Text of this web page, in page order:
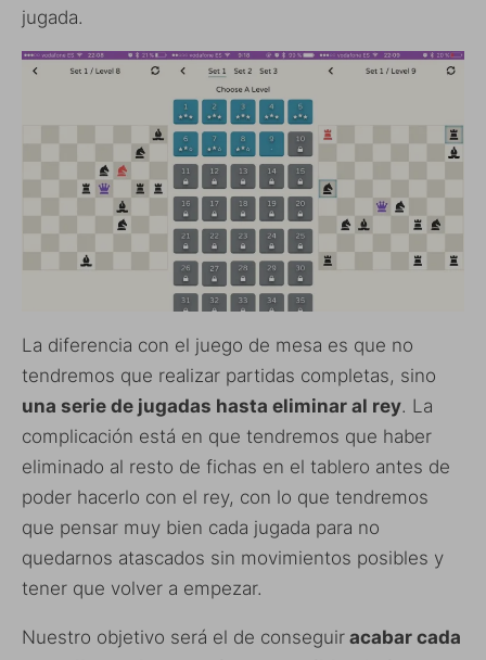
jugada.
La diferencia con el juego de mesa es que no
tendremos que realizar partidas completas, sino
una serie de jugadas hasta eliminar al rey. La
complicación está en que tendremos que haber
eliminado al resto de fichas en el tablero antes de
poder hacerlo con el rey, con lo que tendremos
que pensar muy bien cada jugada para no
quedarnos atascados sin movimientos posibles y
tener que volver a empezar.
Nuestro objetivo será el de conseguir acabar cada